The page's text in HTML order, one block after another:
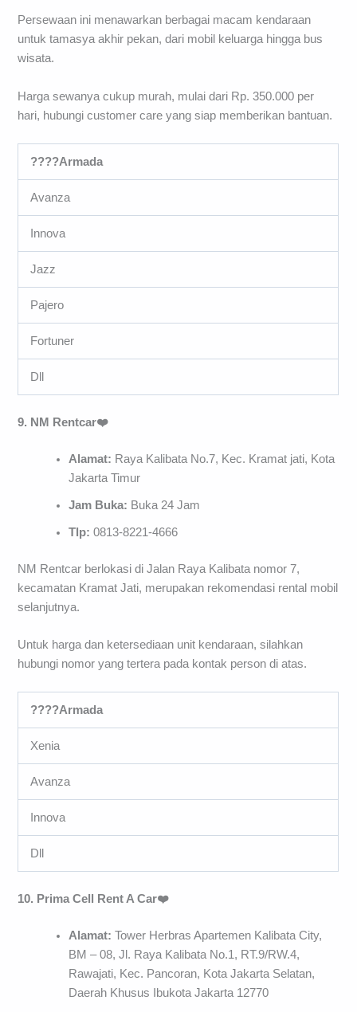
Persewaan ini menawarkan berbagai macam kendaraan
untuk tamasya akhir pekan, dari mobil keluarga hingga bus
wisata.
Harga sewanya cukup murah, mulai dari Rp. 350.000 per
hari, hubungi customer care yang siap memberikan bantuan.
????Armada
Avanza
Innova
Jazz
Pajero
Fortuner
Dll
9. NM Rentcar❤️
Alamat: Raya Kalibata No.7, Kec. Kramat jati, Kota
Jakarta Timur
Jam Buka: Buka 24 Jam
Tlp: 0813-8221-4666
NM Rentcar berlokasi di Jalan Raya Kalibata nomor 7,
kecamatan Kramat Jati, merupakan rekomendasi rental mobil
selanjutnya.
Untuk harga dan ketersediaan unit kendaraan, silahkan
hubungi nomor yang tertera pada kontak person di atas.
????Armada
Xenia
Avanza
Innova
Dll
10. Prima Cell Rent A Car❤️
Alamat:Tower Herbras Apartemen Kalibata City,
BM – 08, Jl. Raya Kalibata No.1, RT.9/RW.4,
Rawajati, Kec. Pancoran, Kota Jakarta Selatan,
Daerah Khusus Ibukota Jakarta 12770